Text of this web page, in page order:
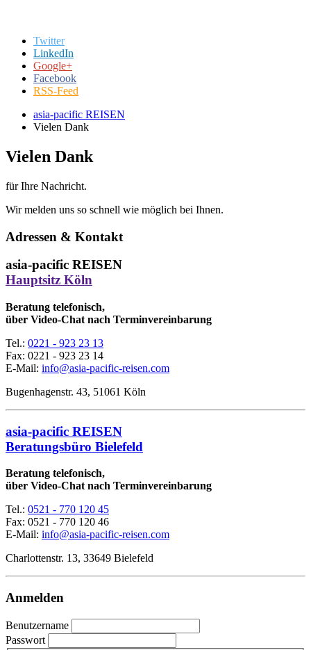
Twitter
LinkedIn
Google+
Facebook
RSS-Feed
asia-pacific REISEN
Vielen Dank
Vielen Dank
für Ihre Nachricht.
Wir melden uns so schnell wie möglich bei Ihnen.
Adressen & Kontakt
asia-pacific REISEN
Hauptsitz Köln
Beratung telefonisch,
über Video-Chat nach Terminvereinbarung
Tel.: 0221 - 923 23 13
Fax: 0221 - 923 23 14
E-Mail: info@asia-pacific-reisen.com
Bugenhagenstr. 43, 51061 Köln
asia-pacific REISEN
Beratungsbüro Bielefeld
Beratung telefonisch,
über Video-Chat nach Terminvereinbarung
Tel.: 0521 - 770 120 45
Fax: 0521 - 770 120 46
E-Mail: info@asia-pacific-reisen.com
Charlottenstr. 13, 33649 Bielefeld
Anmelden
Benutzername
Passwort